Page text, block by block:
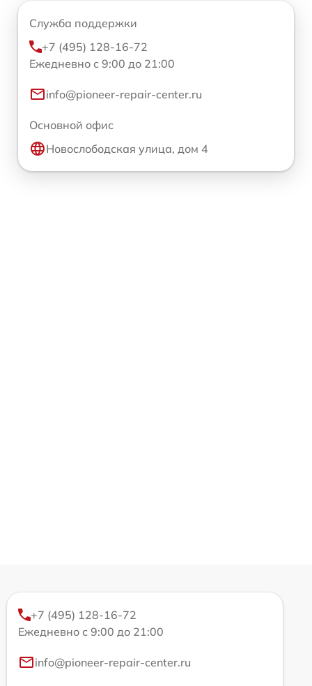
Служба поддержки
+7 (495) 128-16-72
Ежедневно с 9:00 до 21:00
info@pioneer-repair-center.ru
Основной офис
Новослободская улица, дом 4
+7 (495) 128-16-72
Ежедневно с 9:00 до 21:00
info@pioneer-repair-center.ru